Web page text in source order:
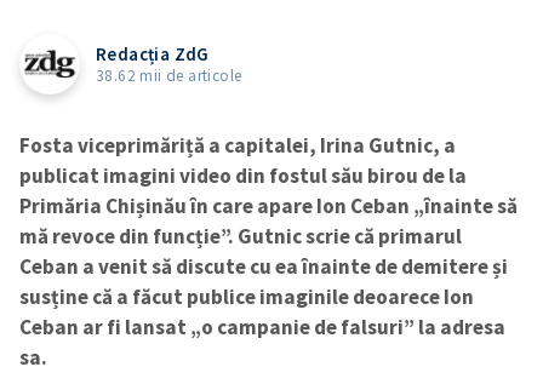
Redacția ZdG
38.62 mii de articole
Fosta viceprimăriță a capitalei, Irina Gutnic, a
publicat imagini video din fostul său birou de la
Primăria Chișinău în care apare Ion Ceban „înainte să
mă revoce din funcție”. Gutnic scrie că primarul
Ceban a venit să discute cu ea înainte de demitere și
susține că a făcut publice imaginile deoarece Ion
Ceban ar fi lansat „o campanie de falsuri” la adresa
sa.